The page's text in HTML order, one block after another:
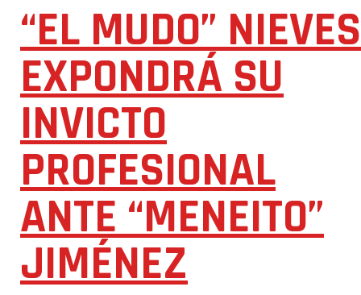
“EL MUDO” NIEVES
EXPONDRÁ SU
INVICTO
PROFESIONAL
ANTE “MENEITO”
JIMÉNEZ